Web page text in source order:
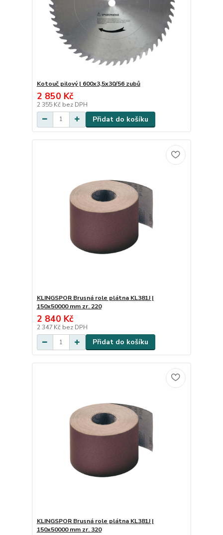
Kotouč pilový | 600x3,5x30/56 zubů
2 850 Kč
2 355 Kč bez DPH
Přidat do košíku
KLINGSPOR Brusná role plátna KL381J |
150x50000 mm zr. 220
2 840 Kč
2 347 Kč bez DPH
Přidat do košíku
KLINGSPOR Brusná role plátna KL381J |
150x50000 mm zr. 320